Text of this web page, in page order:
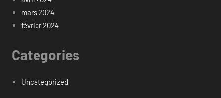
mars 2024
février 2024
Categories
Uncategorized